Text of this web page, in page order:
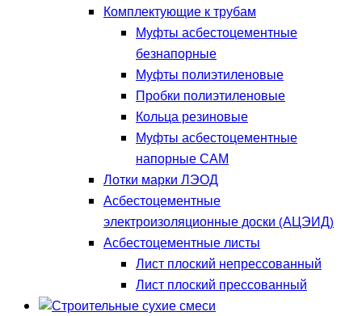
Комплектующие к трубам
Муфты асбестоцементные
безнапорные
Муфты полиэтиленовые
Пробки полиэтиленовые
Кольца резиновые
Муфты асбестоцементные
напорные САМ
Лотки марки ЛЭОД
Асбестоцементные
электроизоляционные доски (АЦЭИД)
Асбестоцементные листы
Лист плоский непрессованный
Лист плоский прессованный